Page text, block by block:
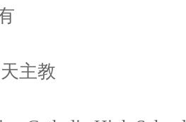
主教